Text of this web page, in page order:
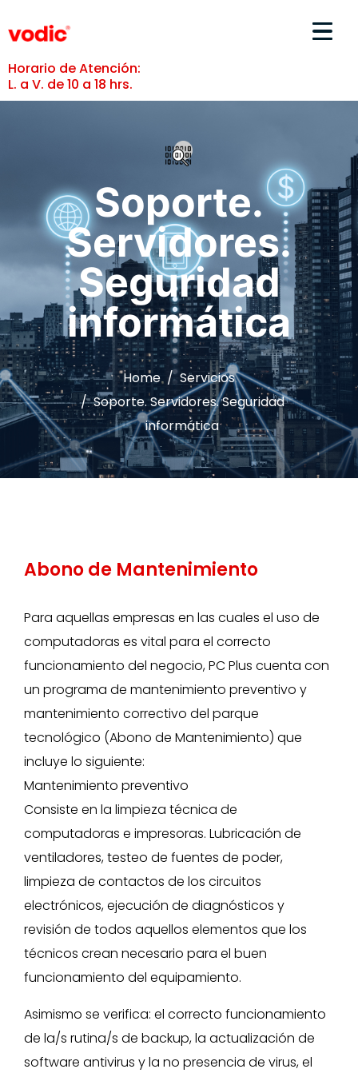
Horario de Atención:
L. a V. de 10 a 18 hrs.
Soporte.
Servidores.
Seguridad
informática
Home
Servicios
Soporte. Servidores. Seguridad
informática
Abono de Mantenimiento
Para aquellas empresas en las cuales el uso de
computadoras es vital para el correcto
funcionamiento del negocio, PC Plus cuenta con
un programa de mantenimiento preventivo y
mantenimiento correctivo del parque
tecnológico (Abono de Mantenimiento) que
incluye lo siguiente:
Mantenimiento preventivo
Consiste en la limpieza técnica de
computadoras e impresoras. Lubricación de
ventiladores, testeo de fuentes de poder,
limpieza de contactos de los circuitos
electrónicos, ejecución de diagnósticos y
revisión de todos aquellos elementos que los
técnicos crean necesario para el buen
funcionamiento del equipamiento.
Asimismo se verifica: el correcto funcionamiento
de la/s rutina/s de backup, la actualización de
software antivirus y la no presencia de virus, el